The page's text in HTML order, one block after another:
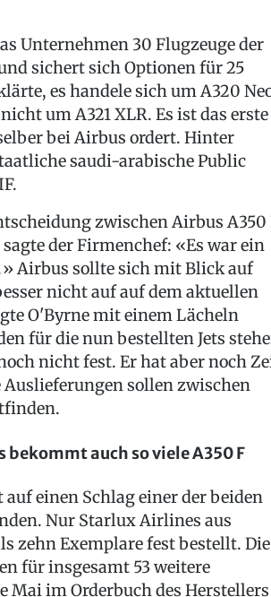
Unternehmen 30 Flugzeuge der
sichert sich Optionen für 25
es handele sich um A320
um A321 XLR. Es ist das erste
bei Airbus ordert. Hinter
saudi-arabische Public
zwischen Airbus A350
der Firmenchef: «Es war ein
Airbus sollte sich mit Blick auf
nicht auf auf dem aktuellen
O'Byrne mit einem Lächeln
für die nun bestellten Jets
nicht fest. Er hat aber noch
Auslieferungen sollen zwischen
auch so viele A350 F
einen Schlag einer der beiden
Nur Starlux Airlines aus
zehn Exemplare fest bestellt. Die
für insgesamt 53 weitere
Mai im Orderbuch des Herstellers